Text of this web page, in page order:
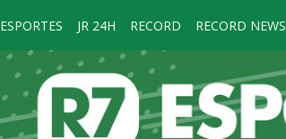
ESPORTES JR 24H RECORD RECORD NEWS